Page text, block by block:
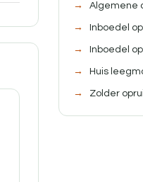
Algemene
Inboedel
Inboedel
Huis
Zolder